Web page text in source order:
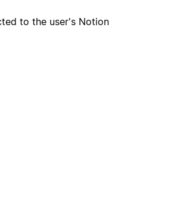
to the user's Notion